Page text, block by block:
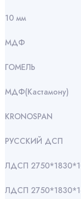
10 мм
МДФ
ГОМЕЛЬ
МДФ(Кастамону)
KRONOSPAN
РУССКИЙ ДСП
ЛДСП
ЛДСП